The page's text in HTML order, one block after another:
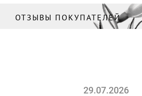
ОТЗЫВЫ ПОКУПАТЕЛЕЙ
29.07.2026